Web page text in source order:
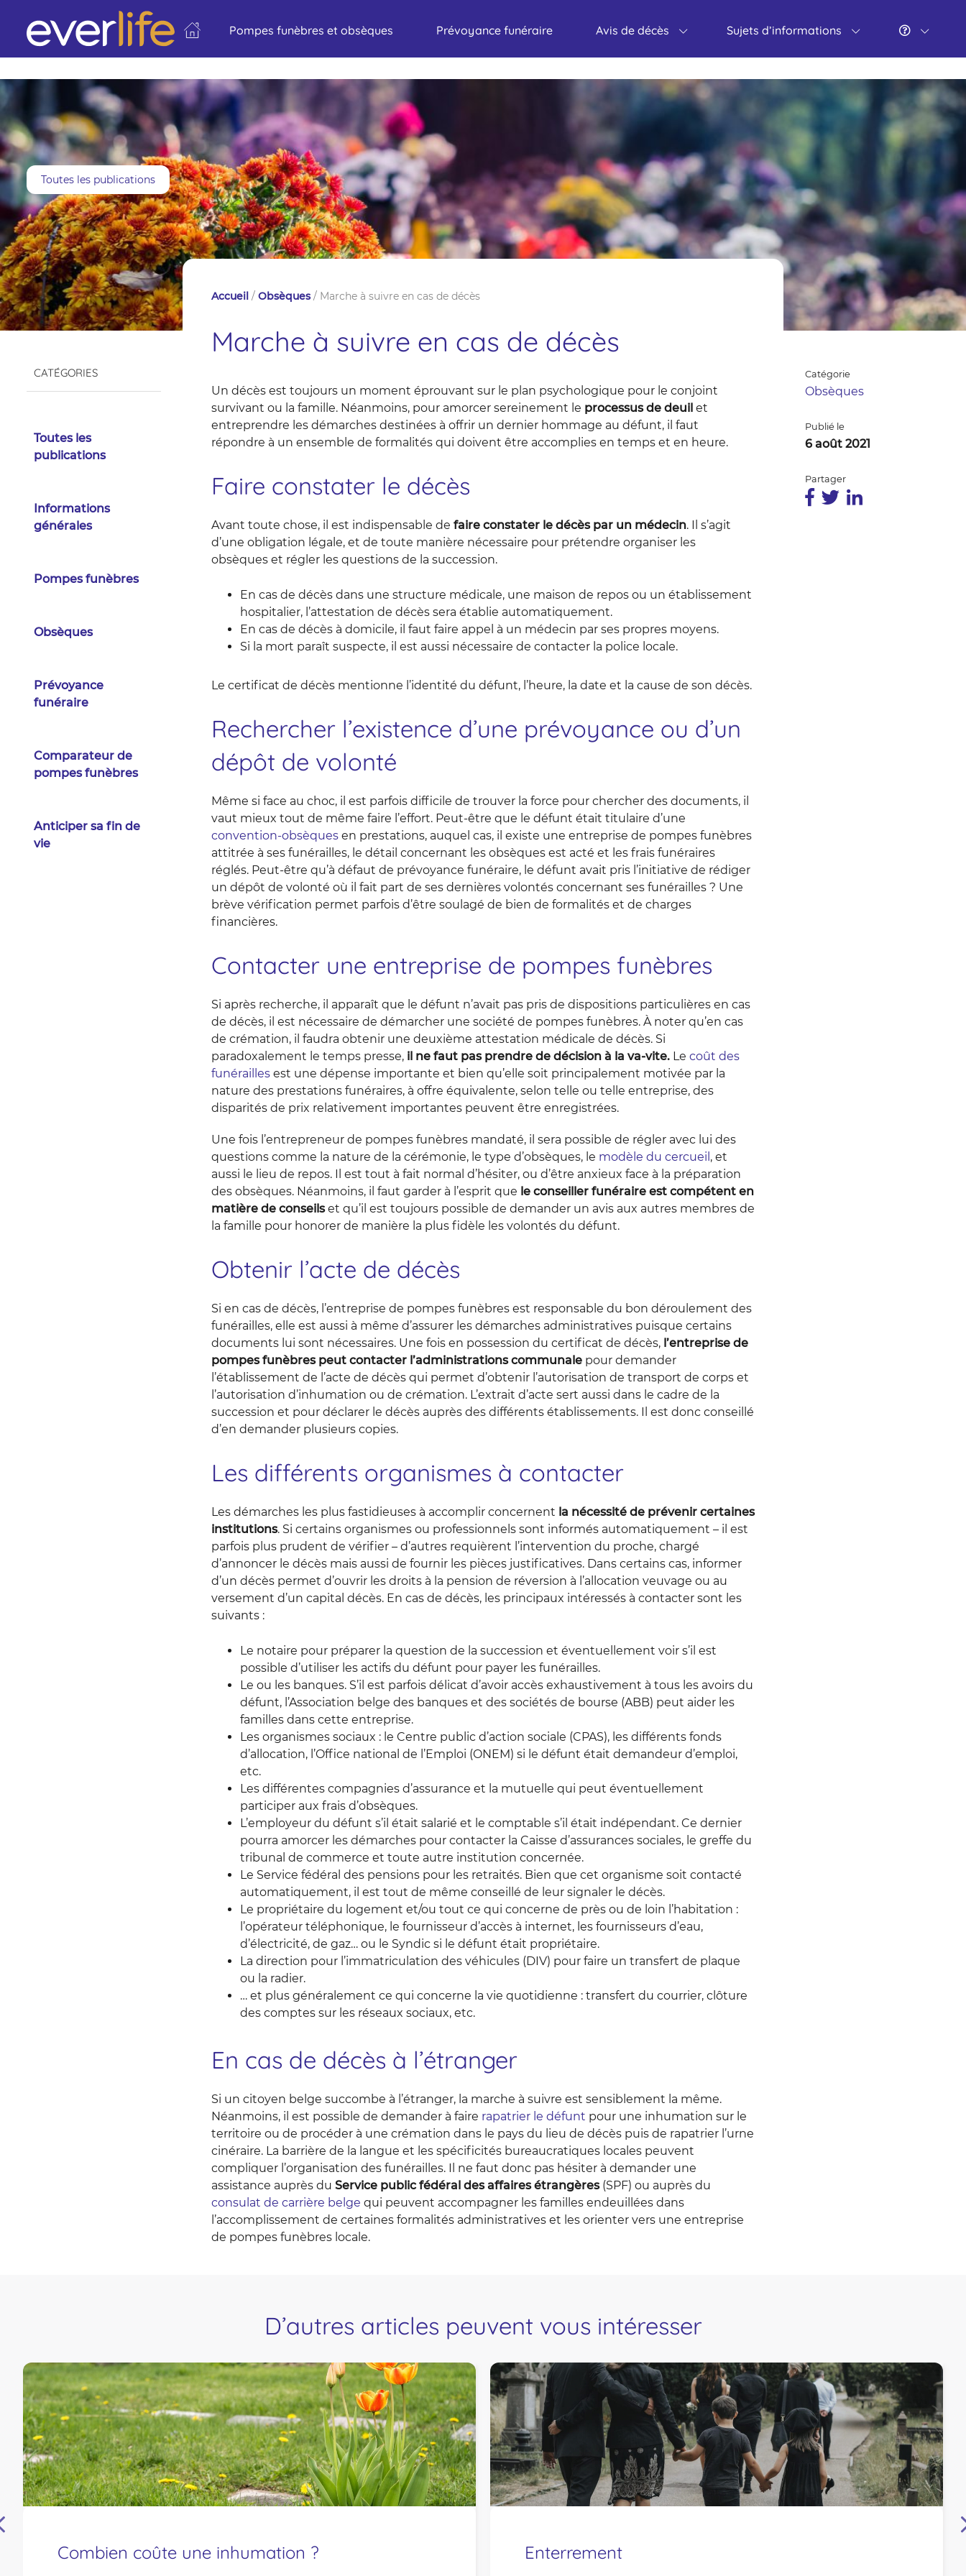
Pompes funèbres et obsèques Prévoyance funéraire Avis de décès Sujets d’informations
Toutes les publications
CATÉGORIES
Toutes les
publications
Informations
générales
Pompes funèbres
Obsèques
Prévoyance
funéraire
Comparateur de
pompes funèbres
Anticiper sa fin de
vie
Accueil / Obsèques/ Marche à suivre en cas de décès
Marche à suivre en cas de décès
Un décès est toujours un moment éprouvant sur le plan psychologique pour le conjoint
survivant ou la famille. Néanmoins, pour amorcer sereinement le processus de deuilet
entreprendre les démarches destinées à offrir un dernier hommage au défunt, il faut
répondre à un ensemble de formalités qui doivent être accomplies en temps et en heure.
Faire constater le décès
Avant toute chose, il est indispensable de faire constater le décès par un médecin. Il s’agit
d’une obligation légale, et de toute manière nécessaire pour prétendre organiser les
obsèques et régler les questions de la succession.
En cas de décès dans une structure médicale, une maison de repos ou un établissement
hospitalier, l’attestation de décès sera établie automatiquement.
En cas de décès à domicile, il faut faire appel à un médecin par ses propres moyens.
Si la mort paraît suspecte, il est aussi nécessaire de contacter la police locale.
Le certificat de décès mentionne l’identité du défunt, l’heure, la date et la cause de son décès.
Rechercher l’existence d’une prévoyance ou d’un
dépôt de volonté
Même si face au choc, il est parfois difficile de trouver la force pour chercher des documents, il
vaut mieux tout de même faire l’effort. Peut-être que le défunt était titulaire d’une
convention-obsèquesen prestations, auquel cas, il existe une entreprise de pompes funèbres
attitrée à ses funérailles, le détail concernant les obsèques est acté et les frais funéraires
réglés. Peut-être qu’à défaut de prévoyance funéraire, le défunt avait pris l’initiative de rédiger
un dépôt de volonté où il fait part de ses dernières volontés concernant ses funérailles ? Une
brève vérification permet parfois d’être soulagé de bien de formalités et de charges
financières.
Contacter une entreprise de pompes funèbres
Si après recherche, il apparaît que le défunt n’avait pas pris de dispositions particulières en cas
de décès, il est nécessaire de démarcher une société de pompes funèbres. À noter qu’en cas
de crémation, il faudra obtenir une deuxième attestation médicale de décès. Si
paradoxalement le temps presse, il ne faut pas prendre de décision à la va-vite.Le coût des
funéraillesest une dépense importante et bien qu’elle soit principalement motivée par la
nature des prestations funéraires, à offre équivalente, selon telle ou telle entreprise, des
disparités de prix relativement importantes peuvent être enregistrées.
Une fois l’entrepreneur de pompes funèbres mandaté, il sera possible de régler avec lui des
questions comme la nature de la cérémonie, le type d’obsèques, le modèle du cercueil , et
aussi le lieu de repos. Il est tout à fait normal d’hésiter, ou d’être anxieux face à la préparation
des obsèques. Néanmoins, il faut garder à l’esprit que le conseiller funéraire est compétent en
matière de conseilset qu’il est toujours possible de demander un avis aux autres membres de
la famille pour honorer de manière la plus fidèle les volontés du défunt.
Obtenir l’acte de décès
Si en cas de décès, l’entreprise de pompes funèbres est responsable du bon déroulement des
funérailles, elle est aussi à même d’assurer les démarches administratives puisque certains
documents lui sont nécessaires. Une fois en possession du certificat de décès, l’entreprise de
pompes funèbres peut contacter l’administrations communale pour demander
l’établissement de l’acte de décès qui permet d’obtenir l’autorisation de transport de corps et
l’autorisation d’inhumation ou de crémation. L’extrait d’acte sert aussi dans le cadre de la
succession et pour déclarer le décès auprès des différents établissements. Il est donc conseillé
d’en demander plusieurs copies.
Les différents organismes à contacter
Les démarches les plus fastidieuses à accomplir concernent la nécessité de prévenir certaines
institutions. Si certains organismes ou professionnels sont informés automatiquement – il est
parfois plus prudent de vérifier – d’autres requièrent l’intervention du proche, chargé
d’annoncer le décès mais aussi de fournir les pièces justificatives. Dans certains cas, informer
d’un décès permet d’ouvrir les droits à la pension de réversion à l’allocation veuvage ou au
versement d’un capital décès. En cas de décès, les principaux intéressés à contacter sont les
suivants :
Le notaire pour préparer la question de la succession et éventuellement voir s’il est
possible d’utiliser les actifs du défunt pour payer les funérailles.
Le ou les banques. S’il est parfois délicat d’avoir accès exhaustivement à tous les avoirs du
défunt, l’Association belge des banques et des sociétés de bourse (ABB) peut aider les
familles dans cette entreprise.
Les organismes sociaux : le Centre public d’action sociale (CPAS), les différents fonds
d’allocation, l’Office national de l’Emploi (ONEM) si le défunt était demandeur d’emploi,
etc.
Les différentes compagnies d’assurance et la mutuelle qui peut éventuellement
participer aux frais d’obsèques.
L’employeur du défunt s’il était salarié et le comptable s’il était indépendant. Ce dernier
pourra amorcer les démarches pour contacter la Caisse d’assurances sociales, le greffe du
tribunal de commerce et toute autre institution concernée.
Le Service fédéral des pensions pour les retraités. Bien que cet organisme soit contacté
automatiquement, il est tout de même conseillé de leur signaler le décès.
Le propriétaire du logement et/ou tout ce qui concerne de près ou de loin l’habitation :
l’opérateur téléphonique, le fournisseur d’accès à internet, les fournisseurs d’eau,
d’électricité, de gaz… ou le Syndic si le défunt était propriétaire.
La direction pour l’immatriculation des véhicules (DIV) pour faire un transfert de plaque
ou la radier.
… et plus généralement ce qui concerne la vie quotidienne : transfert du courrier, clôture
des comptes sur les réseaux sociaux, etc.
En cas de décès à l’étranger
Si un citoyen belge succombe à l’étranger, la marche à suivre est sensiblement la même.
Néanmoins, il est possible de demander à faire rapatrier le défunt pour une inhumation sur le
territoire ou de procéder à une crémation dans le pays du lieu de décès puis de rapatrier l’urne
cinéraire. La barrière de la langue et les spécificités bureaucratiques locales peuvent
compliquer l’organisation des funérailles. Il ne faut donc pas hésiter à demander une
assistance auprès du Service public fédéral des affaires étrangères(SPF) ou auprès du
consulat de carrière belge qui peuvent accompagner les familles endeuillées dans
l’accomplissement de certaines formalités administratives et les orienter vers une entreprise
de pompes funèbres locale.
Catégorie
Obsèques
Publié le
6 août 2021
Partager
D’autres articles peuvent vous intéresser
Combien coûte une inhumation ? Enterrement